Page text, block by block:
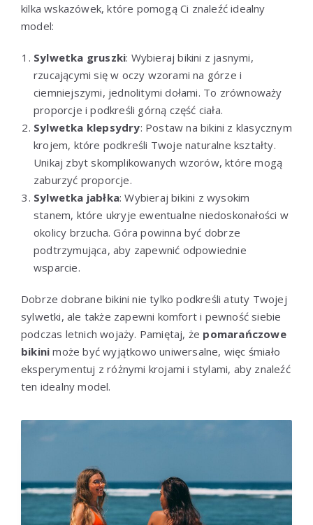
kilka wskazówek, które pomogą Ci znaleźć idealny
model:
Sylwetka gruszki: Wybieraj bikini z jasnymi,
rzucającymi się w oczy wzorami na górze i
ciemniejszymi, jednolitymi dołami. To zrównoważy
proporcje i podkreśli górną część ciała.
Sylwetka klepsydry: Postaw na bikini z klasycznym
krojem, które podkreśli Twoje naturalne kształty.
Unikaj zbyt skomplikowanych wzorów, które mogą
zaburzyć proporcje.
Sylwetka jabłka: Wybieraj bikini z wysokim
stanem, które ukryje ewentualne niedoskonałości w
okolicy brzucha. Góra powinna być dobrze
podtrzymująca, aby zapewnić odpowiednie
wsparcie.
Dobrze dobrane bikini nie tylko podkreśli atuty Twojej
sylwetki, ale także zapewni komfort i pewność siebie
podczas letnich wojaży. Pamiętaj, że pomarańczowe
bikini może być wyjątkowo uniwersalne, więc śmiało
eksperymentuj z różnymi krojami i stylami, aby znaleźć
ten idealny model.